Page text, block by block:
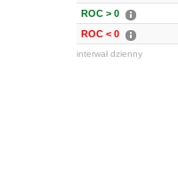
ROC > 0
ROC < 0
interwał dzienny